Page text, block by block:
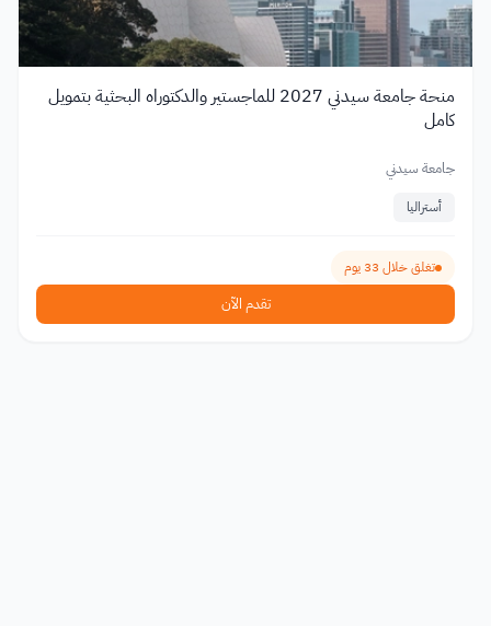
منحة جامعة سيدني 2027 للماجستير والدكتوراه البحثية بتمويل
كامل
جامعة سيدني
أستراليا
تغلق خلال 33 يوم
تقدم الآن